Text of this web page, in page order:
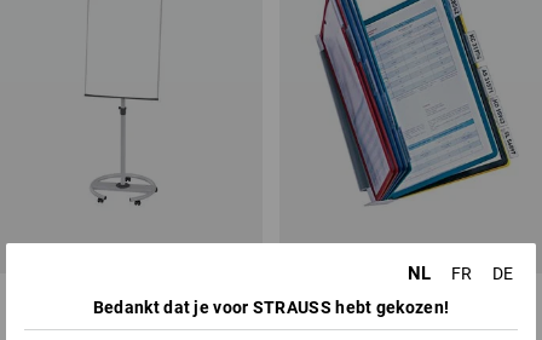
DURABLE VARIO Display Wall
10
NL FR
DE
Bedankt dat je voor STRAUSS hebt gekozen!